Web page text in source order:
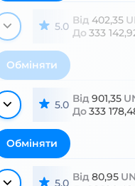
5.0 Від 402,35
До 333
Обміняти
5.0 Від 901,35
До333
Обміняти
5.0 Від 80,95